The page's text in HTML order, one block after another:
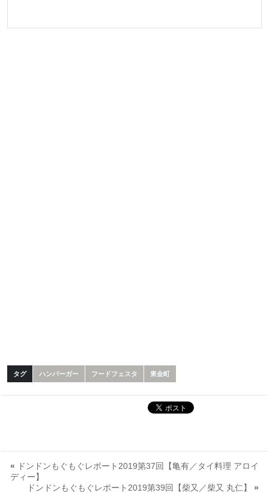
タグ ハンバーガー フードフェスタ 東金町
« ドンドンもぐもぐレポート2019第37回【亀有／タイ料理 アロイ
ディー】
ドンドンもぐもぐレポート2019第39回【柴又／柴又 丸仁】 »